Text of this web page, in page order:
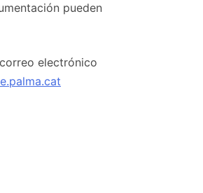
pueden
electrónico